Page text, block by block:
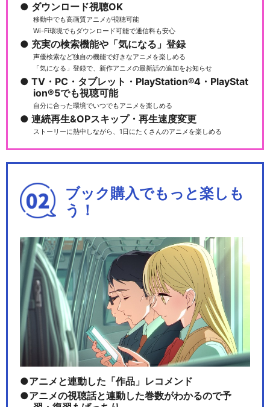
ミュージカル「美少女戦士セ
ーラームーン」-Le…
ーラームーン」かぐや…
「美少女戦士セーラームー
乃木坂46版 ミュージカル「美
少女戦士セーラー…
乃木坂46版 ミュージカル「美
少女戦士セーラー…
乃木坂46版 ミュージカル「美
少女戦士セーラー…
ダウンロード視聴OK
移動中でも高画質アニメが視聴可能
Wi-Fi環境でもダウンロード可能で通信料も安心
充実の検索機能や「気になる」登録
声優検索など独自の機能で好きなアニメを楽しめる
「気になる」登録で、新作アニメの最新話の追加をお知らせ
TV・PC・タブレット・PlayStation®4・PlayStat
ion®5でも視聴可能
自分に合った環境でいつでもアニメを楽しめる
連続再生&OPスキップ・再生速度変更
ストーリーに熱中しながら、1日にたくさんのアニメを楽しめる
ブック購入でもっと楽しも
う！
アニメと連動した「作品」レコメンド
アニメの視聴話と連動した巻数がわかるので予